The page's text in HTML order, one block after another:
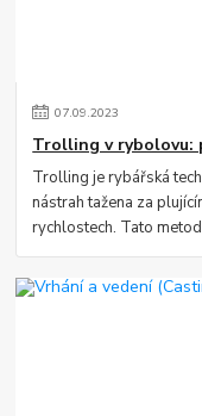
07.09.2023
Trolling v rybolovu:
Trolling je rybářská
nástrah tažena za
rychlostech. Tato